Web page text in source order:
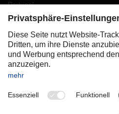
Portugal
Romania
Slovakia
Spain
Sweden
Switzerland